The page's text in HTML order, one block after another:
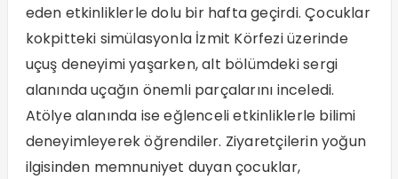
eden etkinliklerle dolu bir hafta geçirdi. Çocuklar
kokpitteki simülasyonla İzmit Körfezi üzerinde
uçuş deneyimi yaşarken, alt bölümdeki sergi
alanında uçağın önemli parçalarını inceledi.
Atölye alanında ise eğlenceli etkinliklerle bilimi
deneyimleyerek öğrendiler. Ziyaretçilerin yoğun
ilgisinden memnuniyet duyan çocuklar,